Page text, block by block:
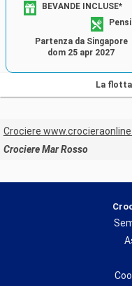
BEVANDE INCLUSE*
Partenza da Singapore
dom 25 apr 2027
La flotta
Crociere
Crociere Mar Rosso